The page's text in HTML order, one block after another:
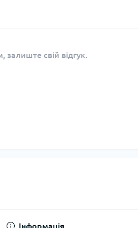
залиште свій відгук.
Інформація